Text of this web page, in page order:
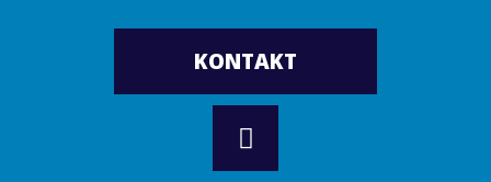
KONTAKT